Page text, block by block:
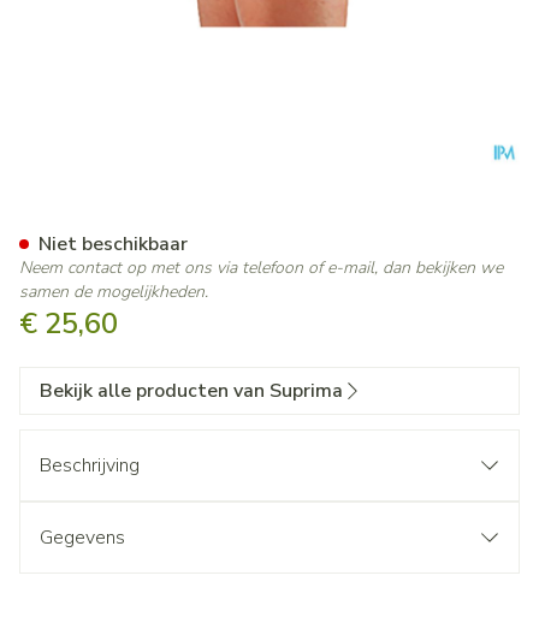
€ 25,60
Niet beschikbaar
Neem contact op met ons via telefoon of e-mail, dan bekijken we
samen de mogelijkheden.
Bekijk alle producten van Suprima
Beschrijving
Gegevens